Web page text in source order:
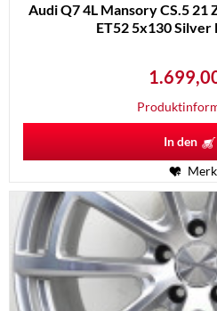
Audi Q7 4L Mansory CS.5 21
ET52 5x130 Silver
In den